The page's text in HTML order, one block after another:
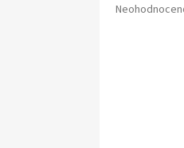
Průměrné